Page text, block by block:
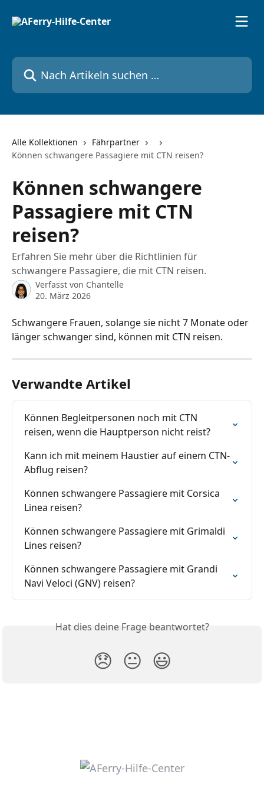
Nach Artikeln suchen …
Alle Kollektionen
Fährpartner
Können schwangere Passagiere mit CTN reisen?
Können schwangere
Passagiere mit CTN
reisen?
Erfahren Sie mehr über die Richtlinien für
schwangere Passagiere, die mit CTN reisen.
Verfasst von Chantelle
20. März 2026
Schwangere Frauen, solange sie nicht 7 Monate oder
länger schwanger sind, können mit CTN reisen.
Verwandte Artikel
Können Begleitpersonen noch mit CTN
reisen, wenn die Hauptperson nicht reist?
Kann ich mit meinem Haustier auf einem CTN-
Abflug reisen?
Können schwangere Passagiere mit Corsica
Linea reisen?
Können schwangere Passagiere mit Grimaldi
Lines reisen?
Können schwangere Passagiere mit Grandi
Navi Veloci (GNV) reisen?
Hat dies deine Frage beantwortet?
😞 😐 😃